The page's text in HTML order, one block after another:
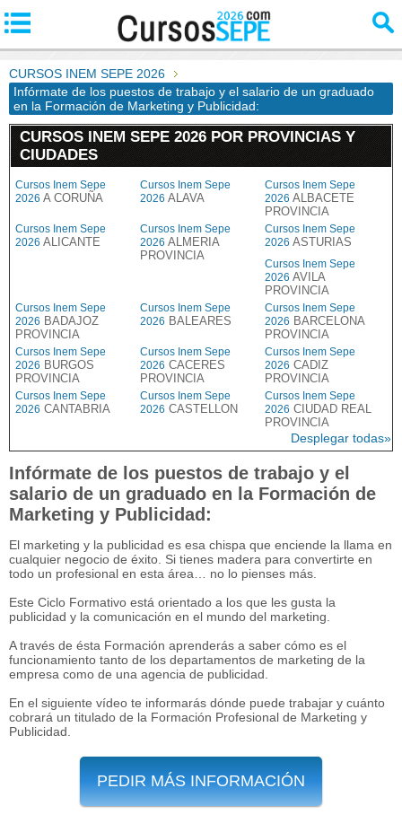
CURSOS INEM SEPE 2026
Infórmate de los puestos de trabajo y el salario de un graduado
en la Formación de Marketing y Publicidad:
CURSOS INEM SEPE 2026 POR PROVINCIAS Y
CIUDADES
Cursos Inem Sepe
2026 A CORUÑA
Cursos Inem Sepe
2026 ALAVA
Cursos Inem Sepe
2026 ALBACETE
PROVINCIA
Cursos Inem Sepe
2026 ALICANTE
Cursos Inem Sepe
2026 ALMERIA
PROVINCIA
Cursos Inem Sepe
2026 ASTURIAS
Cursos Inem Sepe
2026 AVILA
PROVINCIA
Cursos Inem Sepe
2026 BADAJOZ
PROVINCIA
Cursos Inem Sepe
2026 BALEARES
Cursos Inem Sepe
2026 BARCELONA
PROVINCIA
Cursos Inem Sepe
2026 BURGOS
PROVINCIA
Cursos Inem Sepe
2026 CACERES
PROVINCIA
Cursos Inem Sepe
2026 CADIZ
PROVINCIA
Cursos Inem Sepe
2026 CANTABRIA
Cursos Inem Sepe
2026 CASTELLON
Cursos Inem Sepe
2026 CIUDAD REAL
PROVINCIA
Desplegar todas»
Infórmate de los puestos de trabajo y el
salario de un graduado en la Formación de
Marketing y Publicidad:
El marketing y la publicidad es esa chispa que enciende la llama en
cualquier negocio de éxito. Si tienes madera para convertirte en
todo un profesional en esta área… no lo pienses más.
Este Ciclo Formativo está orientado a los que les gusta la
publicidad y la comunicación en el mundo del marketing.
A través de ésta Formación aprenderás a saber cómo es el
funcionamiento tanto de los departamentos de marketing de la
empresa como de una agencia de publicidad.
En el siguiente vídeo te informarás dónde puede trabajar y cuánto
cobrará un titulado de la Formación Profesional de Marketing y
Publicidad.
PEDIR MÁS INFORMACIÓN